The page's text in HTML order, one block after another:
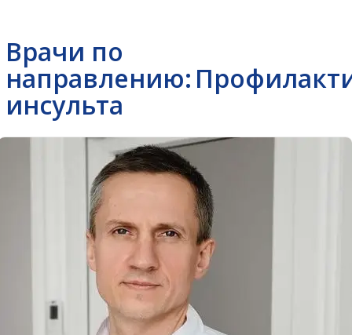
Врачи по
направлению:
инсульта